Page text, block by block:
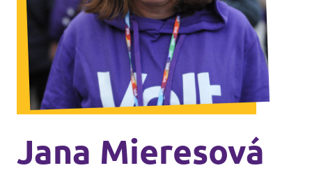
Volt Maďarsko
Volt Rakúsko
Udalostí
Komunálne voľby 2026
Stať sa členom
Jana Mieresová